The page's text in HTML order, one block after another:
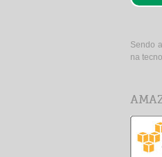
Sendo
na